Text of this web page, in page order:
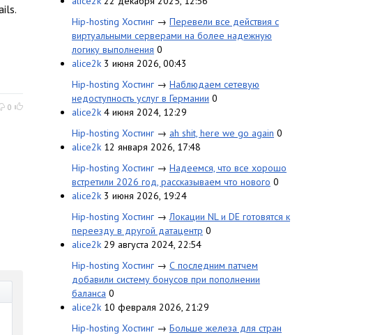
0
Hip-hosting Хостинг → Перевели все действия с
виртуальными серверами на более надежную
логику выполнения 0
alice2k 3 июня 2026, 00:43
Hip-hosting Хостинг → Наблюдаем сетевую
недоступность услуг в Германии 0
alice2k 4 июня 2024, 12:29
Hip-hosting Хостинг → ah shit, here we go again 0
alice2k 12 января 2026, 17:48
Hip-hosting Хостинг → Надеемся, что все хорошо
встретили 2026 год, рассказываем что нового 0
alice2k 3 июня 2026, 19:24
Hip-hosting Хостинг →Локации NL и DE готовятся к
переезду в другой датацентр 0
alice2k 29 августа 2024, 22:54
Hip-hosting Хостинг → С последним патчем
добавили систему бонусов при пополнении
баланса 0
alice2k 10 февраля 2026, 21:29
Hip-hosting Хостинг → Больше железа для стран